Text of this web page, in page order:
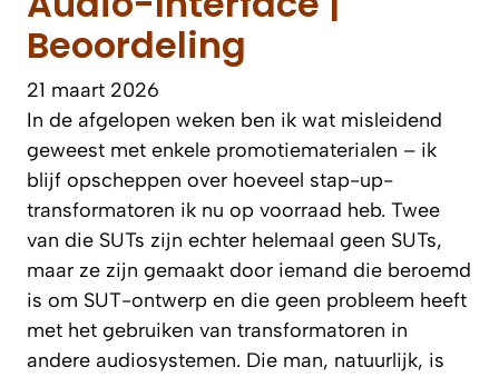
Beoordeling
21 maart 2026
In de afgelopen weken ben ik wat misleidend
geweest met enkele promotiematerialen – ik
blijf opscheppen over hoeveel stap-up-
transformatoren ik nu op voorraad heb. Twee
van die SUTs zijn echter helemaal geen SUTs,
maar ze zijn gemaakt door iemand die beroemd
is om SUT-ontwerp en die geen probleem heeft
met het gebruiken van transformatoren in
andere audiosystemen. Die man, natuurlijk, is